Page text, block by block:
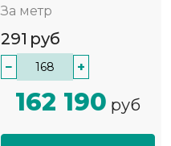
За метр
291 руб
− +
162 190 руб